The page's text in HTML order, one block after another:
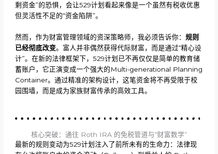
剩资金”的恐惧，会让529计划看起来像是一个虽然有税收优惠
但灵活性不足的“资金陷阱”。
然而，作为财富管理领域的资深策略师，我必须告诉你：规则
已经彻底改变。富人并非偶然获得代际财富，而是通过“精心设
计”。在新的法律框架下，529计划已不再仅仅是简单的教育储
蓄账户，它正演变成一个强大的Multi-generational Planning
Container。通过精准的架构设计，这笔资金将不再受限于校
园围墙，而是成为家族财富传承的高效工具。
核心突破：通往 Roth IRA 的免税管道与“财富数学”
最新的规则变动为529计划注入了前所未有的生命力：法律现